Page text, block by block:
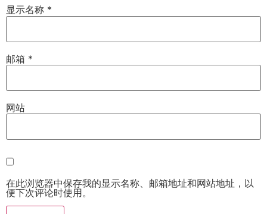
显示名称 *
邮箱 *
网站
在此浏览器中保存我的显示名称、邮箱地址和网站地址，以
便下次评论时使用。